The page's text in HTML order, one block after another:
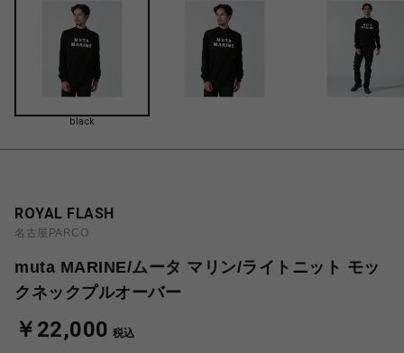
black
ROYAL FLASH
名古屋PARCO
muta MARINE/ムータ マリン/ライトニット モッ
クネックプルオーバー
￥22,000 税込